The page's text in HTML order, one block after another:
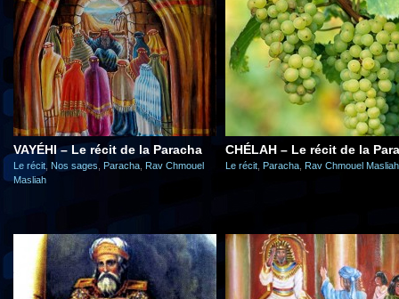
VAYÉHI – Le récit de la Paracha
Le récit Nos sages Paracha Rav Chmouel
Masliah
CHÉLAH – Le récit de la
Le récit Paracha Rav Chmouel Masliah